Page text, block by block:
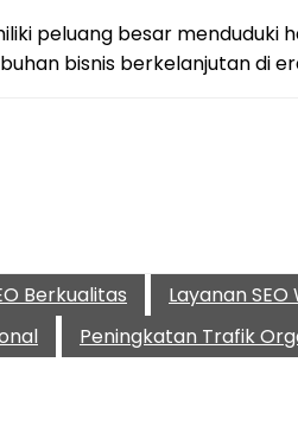
peluang besar
bisnis berkelanjutan di
Berkualitas Layanan
Peningkatan Trafik